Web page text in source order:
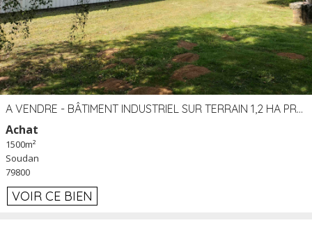
A VENDRE - BÂTIMENT INDUSTRIEL SUR TERRAIN 1,2 HA PROCHE ÉCHANGEUR A10 - SOUDAN (79)
Achat
1500m²
Soudan
79800
VOIR CE BIEN